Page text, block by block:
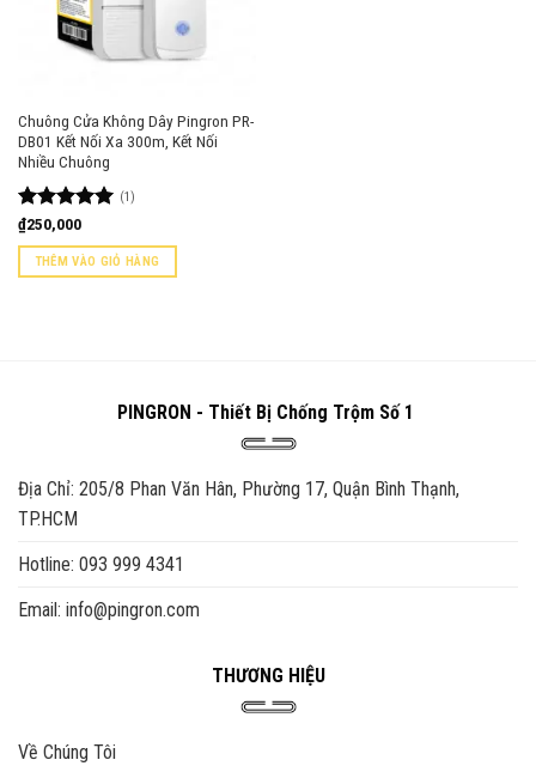
Chuông Cửa Không Dây Pingron PR-
DB01 Kết Nối Xa 300m, Kết Nối
Nhiều Chuông
Được xếp
hạng5.00
5 sao
(1)
₫250,000
THÊM VÀO GIỎ HÀNG
PINGRON - Thiết Bị Chống Trộm Số 1
Địa Chỉ: 205/8 Phan Văn Hân, Phường 17, Quận Bình Thạnh,
TP.HCM
Hotline: 093 999 4341
Email: info@pingron.com
THƯƠNG HIỆU
Về Chúng Tôi